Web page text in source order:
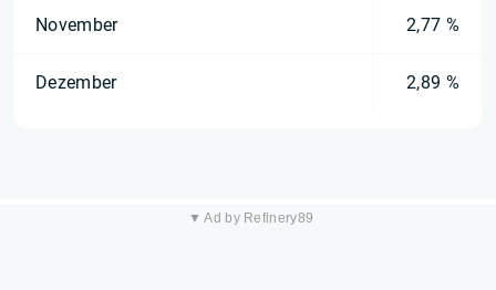
November 2,77 %
Dezember 2,89 %
▼ Ad by Refinery89